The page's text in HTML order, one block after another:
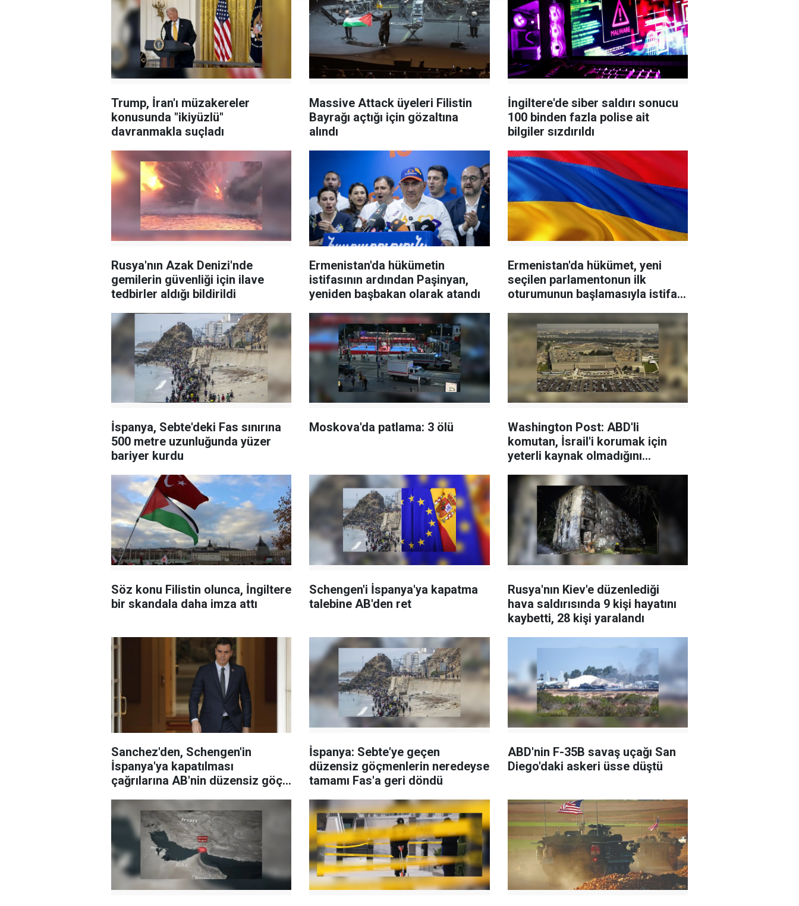
üreticisi Rafael'e
devredilmesi
planına tepki
Demokrat Parti
önseçimini
kazandı
vizesini iptal etti
düzeye geriledi
göçmenden 70
bine yakını Fas'a
döndü
serbest dolaşım
hakkı
sağlamıyor
gözaltı tesisinde
bir göçmen
hayatını kaybetti
faaliyetini
durdurdu
açtı
Trump, İran'ı müzakereler
konusunda "ikiyüzlü"
davranmakla suçladı
Massive Attack üyeleri Filistin
Bayrağı açtığı için gözaltına
alındı
İngiltere'de siber saldırı sonucu
100 binden fazla polise ait
bilgiler sızdırıldı
Rusya'nın Azak Denizi'nde
gemilerin güvenliği için ilave
tedbirler aldığı bildirildi
Ermenistan'da hükümetin
istifasının ardından Paşinyan,
yeniden başbakan olarak atandı
Ermenistan'da hükümet, yeni
seçilen parlamentonun ilk
oturumunun başlamasıyla istifa
İspanya, Sebte'deki Fas sınırına
500 metre uzunluğunda yüzer
bariyer kurdu
Moskova'da patlama: 3 ölü
Washington Post: ABD'li
komutan, İsrail'i korumak için
yeterli kaynak olmadığını
Söz konu Filistin olunca, İngiltere
bir skandala daha imza attı
Schengen'i İspanya'ya kapatma
talebine AB'den ret
Rusya'nın Kiev'e düzenlediği
hava saldırısında 9 kişi hayatını
kaybetti, 28 kişi yaralandı
Sanchez'den, Schengen'in
İspanya'ya kapatılması
çağrılarına AB'nin düzensiz göç
İspanya: Sebte'ye geçen
düzensiz göçmenlerin neredeyse
tamamı Fas'a geri döndü
ABD'nin F-35B savaş uçağı San
Diego'daki askeri üsse düştü